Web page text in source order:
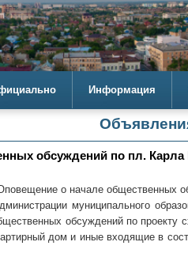
Информация
обсуждений по пл. Карла
о начале общественных
муниципального
обсуждений по проекту
дом и иные входящие в